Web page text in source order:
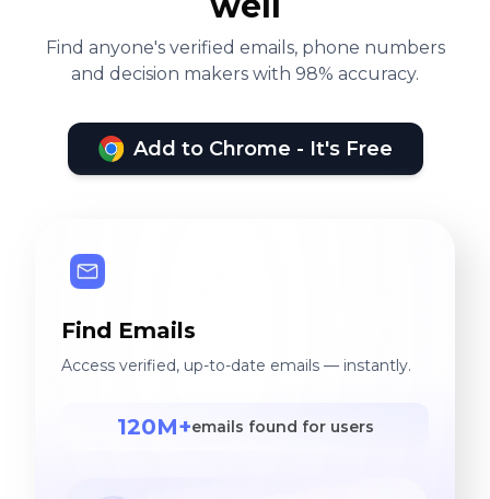
Find anyone's verified emails, phone numbers
and decision makers with 98% accuracy.
Add to Chrome - It's Free
Find Emails
Access verified, up-to-date emails — instantly.
120M+emails found for users